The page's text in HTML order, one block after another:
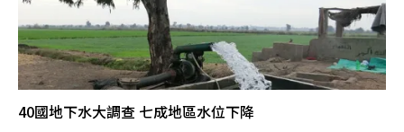
40國地下水大調查 七成地區水位下降